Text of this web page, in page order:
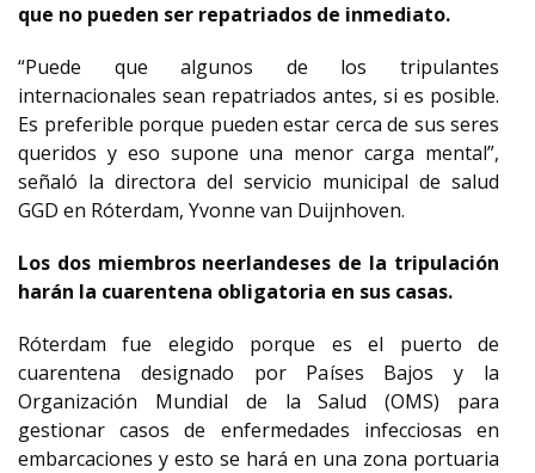
que no pueden ser repatriados de inmediato.
“Puede que algunos de los tripulantes
internacionales sean repatriados antes, si es posible.
Es preferible porque pueden estar cerca de sus seres
queridos y eso supone una menor carga mental”,
señaló la directora del servicio municipal de salud
GGD en Róterdam, Yvonne van Duijnhoven.
Los dos miembros neerlandeses de la tripulación
harán la cuarentena obligatoria en sus casas.
Róterdam fue elegido porque es el puerto de
cuarentena designado por Países Bajos y la
Organización Mundial de la Salud (OMS) para
gestionar casos de enfermedades infecciosas en
embarcaciones y esto se hará en una zona portuaria